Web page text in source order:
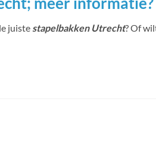
juiste stapelbakken Utrecht? Of